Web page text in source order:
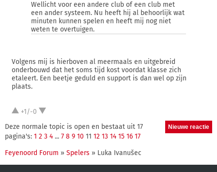
Wellicht voor een andere club of een club met
een ander systeem. Nu heeft hij al behoorlijk wat
minuten kunnen spelen en heeft mij nog niet
weten te overtuigen.
Volgens mij is hierboven al meermaals en uitgebreid
onderbouwd dat het soms tijd kost voordat klasse zich
etaleert. Een beetje geduld en support is dan wel op zijn
plaats.
+1/-0
Deze normale topic is open en bestaat uit 17
pagina's: 1 2 3 4 ... 7 8 9 10 11 12 13 14 15 16 17
Feyenoord Forum » Spelers » Luka Ivanušec